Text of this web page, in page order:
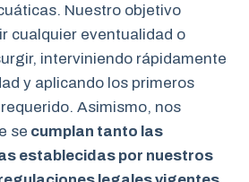
Nuestro objetivo
cualquier eventualidad o
interviniendo rápidamente
y aplicando los primeros
Asimismo, nos
se cumplan tanto las
establecidas por nuestros